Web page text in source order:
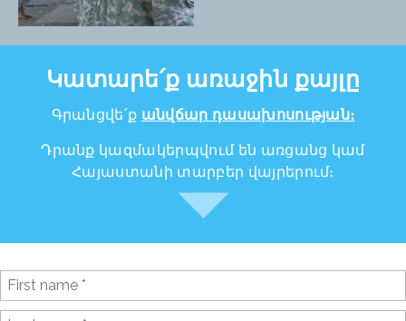
Կատարե՛ք առաջին քայլը
Գրանցվե՛ք անվճար դասախոսության։
Դրանք կազմակերպվում են առցանց կամ
Հայաստանի տարբեր վայրերում։